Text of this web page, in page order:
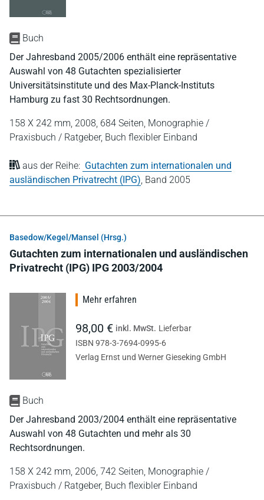
Buch
Der Jahresband 2005/2006 enthält eine repräsentative
Auswahl von 48 Gutachten spezialisierter
Universitätsinstitute und des Max-Planck-Instituts
Hamburg zu fast 30 Rechtsordnungen.
158 X 242 mm, 2008, 684 Seiten, Monographie /
Praxisbuch / Ratgeber, Buch flexibler Einband
aus der Reihe: Gutachten zum internationalen und
ausländischen Privatrecht (IPG), Band 2005
Basedow/Kegel/Mansel (Hrsg.)
Gutachten zum internationalen und ausländischen
Privatrecht (IPG) IPG 2003/2004
Buch
Der Jahresband 2003/2004 enthält eine repräsentative
Auswahl von 48 Gutachten und mehr als 30
Rechtsordnungen.
158 X 242 mm, 2006, 742 Seiten, Monographie /
Praxisbuch / Ratgeber, Buch flexibler Einband
Mehr erfahren
98,00 € inkl. MwSt. Lieferbar
ISBN 978-3-7694-0995-6
Verlag Ernst und Werner Gieseking GmbH